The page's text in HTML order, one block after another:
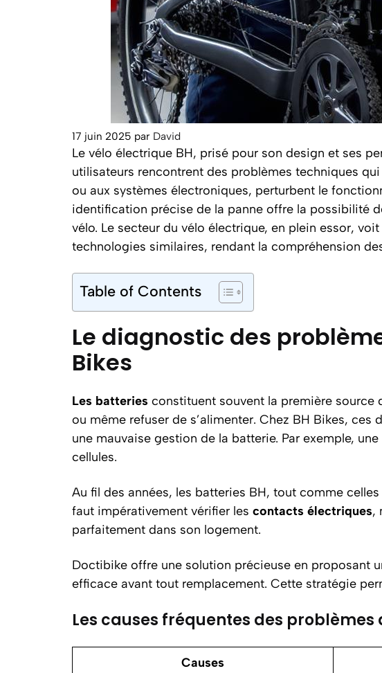
17 juin 2025 par David
Le vélo électrique BH, prisé pour son design et ses
utilisateurs rencontrent des problèmes techniques
ou aux systèmes électroniques, perturbent le
identification précise de la panne offre la possibilité
vélo. Le secteur du vélo électrique, en plein essor,
technologies similaires, rendant la compréhension
Table of Contents
Le diagnostic des
Bikes
Les batteries constituent souvent la première source
ou même refuser de s’alimenter. Chez BH Bikes,
une mauvaise gestion de la batterie. Par exemple,
cellules.
Au fil des années, les batteries BH, tout comme
faut impérativement vérifier les contacts électriques,
parfaitement dans son logement.
Doctibike offre une solution précieuse en proposant
efficace avant tout remplacement. Cette stratégie
Les causes fréquentes des
Causes